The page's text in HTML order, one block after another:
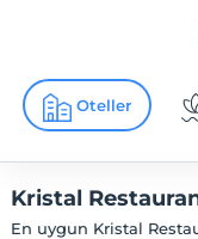
Oteller
Kristal
En uygun Kristal